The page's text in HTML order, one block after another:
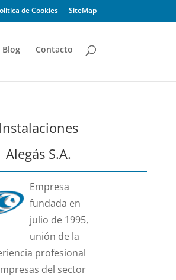
de Cookies SiteMap
Blog Contacto
Instalaciones
Alegás S.A.
Empresa
fundada en
julio de 1995,
unión de la
profesional
del sector